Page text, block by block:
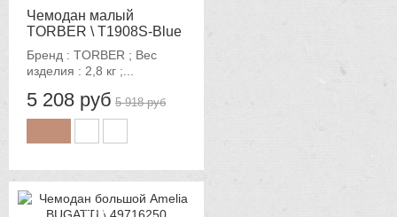
Чемодан малый
TORBER \ T1908S-Blue
Бренд : TORBER ; Вес
изделия : 2,8 кг ;...
5 208 руб 5 918 руб
-12%